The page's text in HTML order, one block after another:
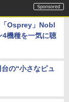
Osprey」Nobl
機種を一気に聴
の“小さなピュ